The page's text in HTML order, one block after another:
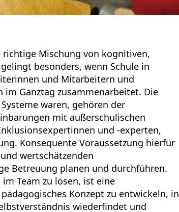
richtige Mischung von kognitiven,
besonders, wenn Schule in
und Mitarbeitern und
Ganztag zusammenarbeitet. Die
waren, gehören der
mit außerschulischen
und -experten,
Konsequente Voraussetzung hierfür
wertschätzenden
Betreuung planen und durchführen.
Team zu lösen, ist eine
Konzept zu entwickeln, in
wiederfindet und